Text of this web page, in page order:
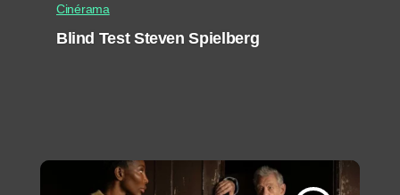
Cinérama
Blind Test Steven Spielberg